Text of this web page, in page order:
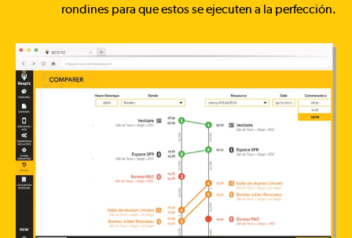
rondines para que estos se ejecuten a la perfección.